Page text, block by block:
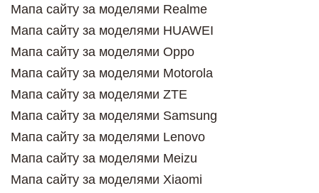
Мапа сайту за моделями Realme
Мапа сайту за моделями HUAWEI
Мапа сайту за моделями Oppo
Мапа сайту за моделями Motorola
Мапа сайту за моделями ZTE
Мапа сайту за моделями Samsung
Мапа сайту за моделями Lenovo
Мапа сайту за моделями Meizu
Мапа сайту за моделями Xiaomi